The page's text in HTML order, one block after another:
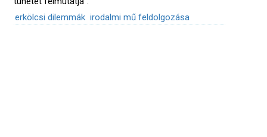
erkölcsi dilemmák irodalmi mű feldolgozása